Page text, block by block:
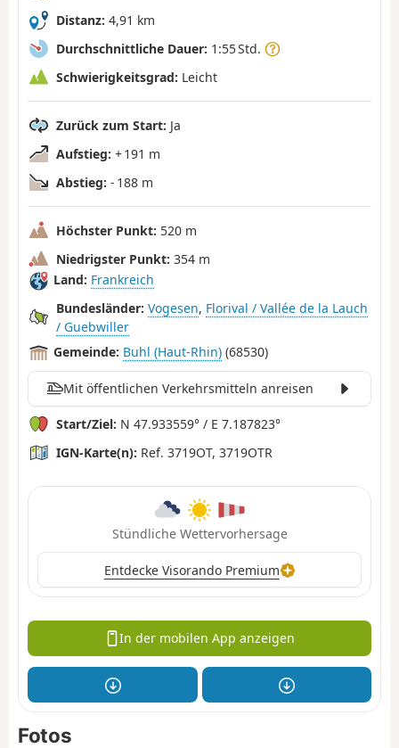
Distanz: 4,91 km
Durchschnittliche Dauer: 1:55 Std.
Schwierigkeitsgrad: Leicht
Zurück zum Start: Ja
Aufstieg: + 191 m
Abstieg: - 188 m
Höchster Punkt: 520 m
Niedrigster Punkt: 354 m
Land: Frankreich
Bundesländer: Vogesen, Florival / Vallée de la Lauch
/ Guebwiller
Gemeinde: Buhl (Haut-Rhin) (68530)
Mit öffentlichen Verkehrsmitteln anreisen
Start/Ziel: N 47.933559° / E 7.187823°
IGN-Karte(n): Ref. 3719OT, 3719OTR
Stündliche Wettervorhersage
Entdecke Visorando Premium
In der mobilen App anzeigen
Fotos